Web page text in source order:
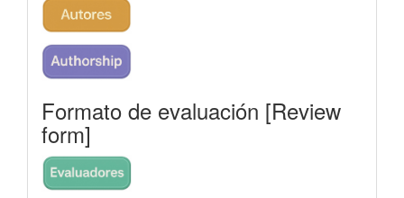
Formato de evaluación [Review
form]